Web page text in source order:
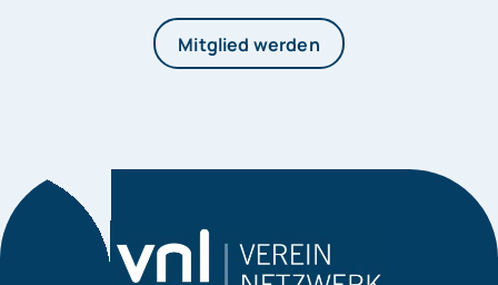
Mitglied werden